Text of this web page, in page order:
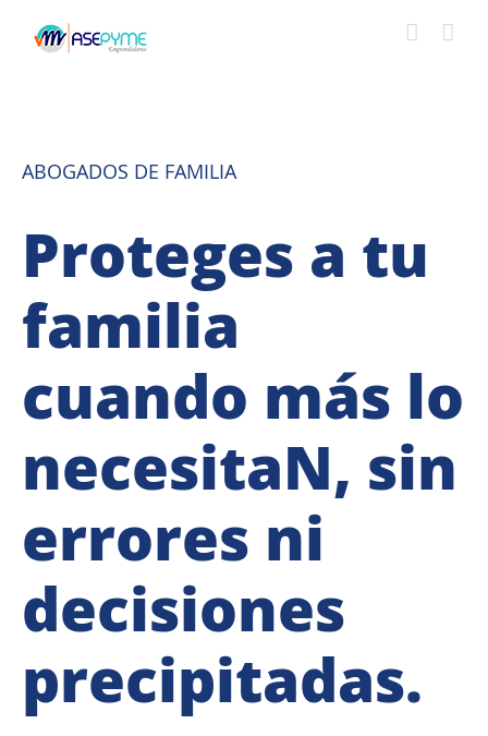
ABOGADOS DE FAMILIA
Proteges a tu
familia
cuando más lo
necesitaN, sin
errores ni
decisiones
precipitadas.